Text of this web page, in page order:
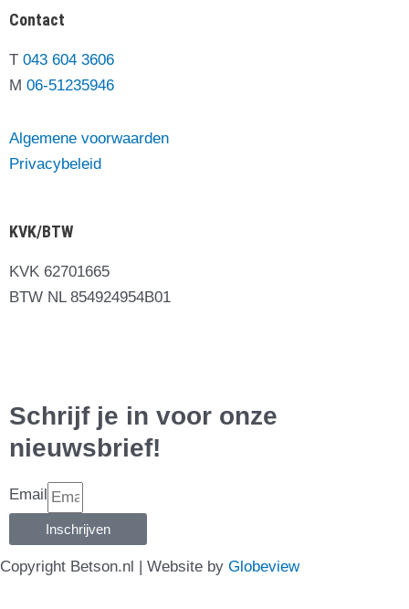
Contact
T 043 604 3606
M 06-51235946
Algemene voorwaarden
Privacybeleid
KVK/BTW
KVK 62701665
BTW NL 854924954B01
Schrijf je in voor onze
nieuwsbrief!
Email
Inschrijven
Copyright Betson.nl | Website by Globeview